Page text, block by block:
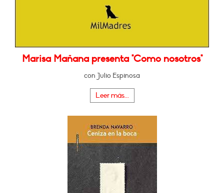
Marisa Mañana presenta "Como nosotros"
con Julio Espinosa
Leer más...